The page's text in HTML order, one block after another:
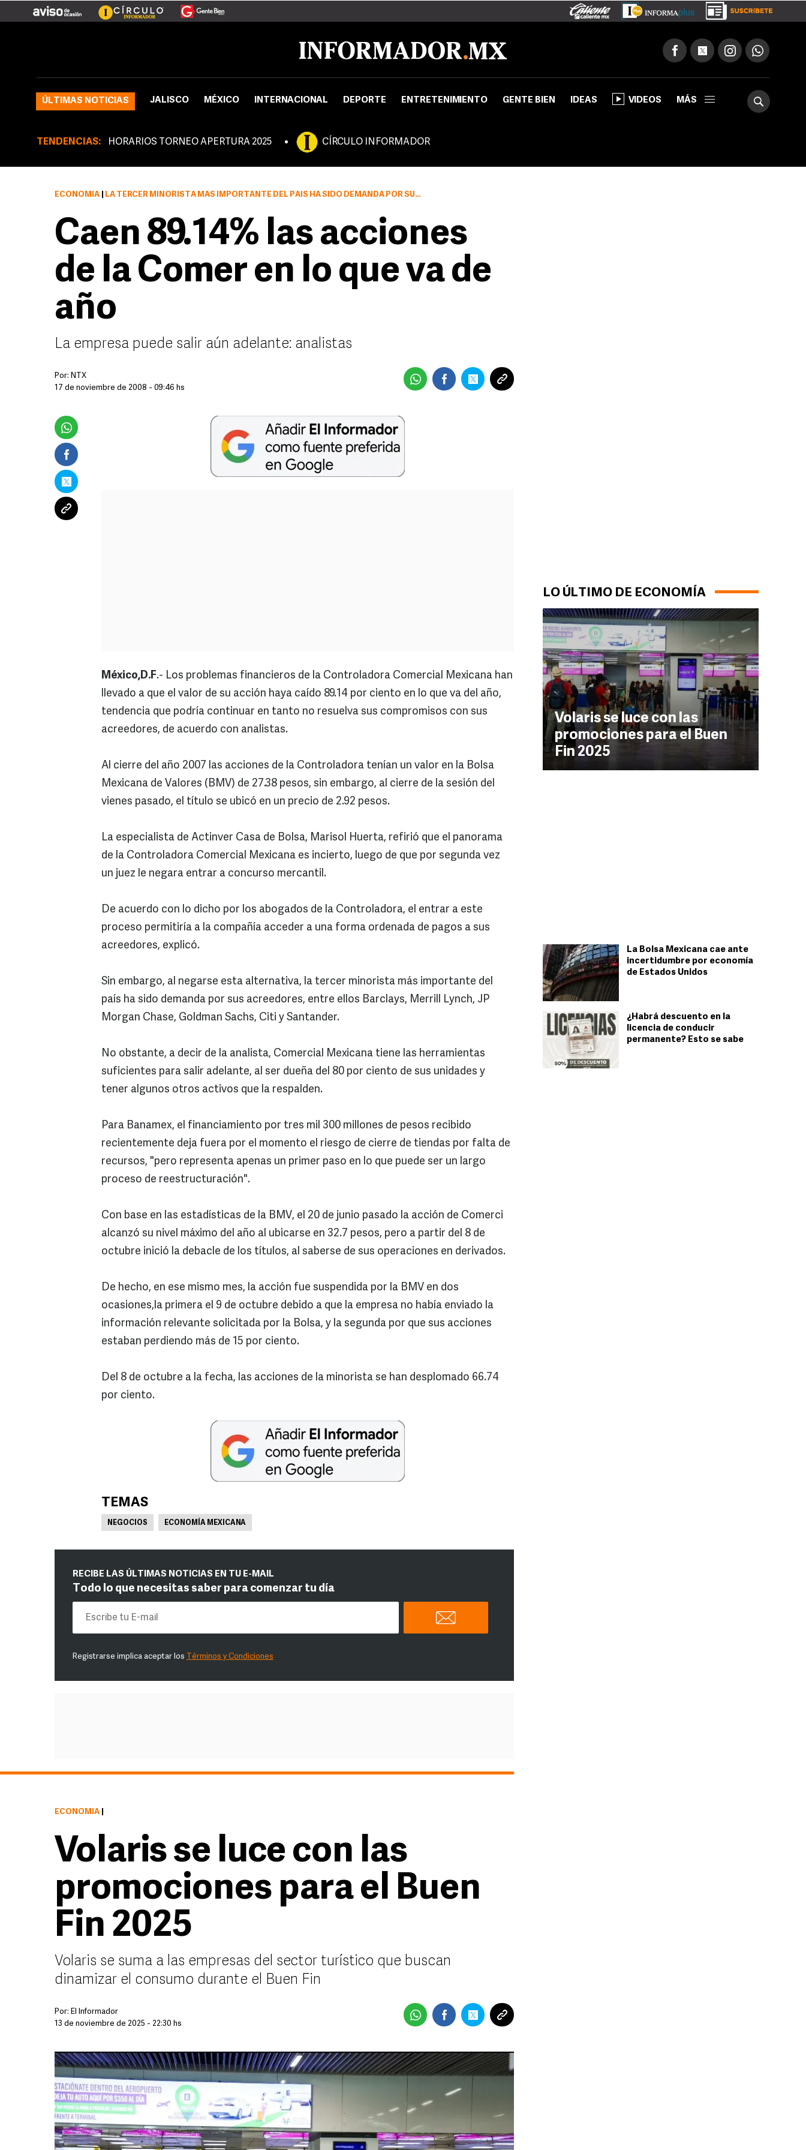
ÚLTIMAS NOTICIAS JALISCO MÉXICO INTERNACIONAL DEPORTE ENTRETENIMIENTO GENTE BIEN IDEAS VIDEOS MÁS
TENDENCIAS: HORARIOS TORNEO APERTURA 2025 CÍRCULO INFORMADOR
LO ÚLTIMO DE ECONOMÍA
Volaris se luce con las
promociones para el Buen
Fin 2025
La Bolsa Mexicana cae ante
incertidumbre por economía
de Estados Unidos
¿Habrá descuento en la
licencia de conducir
permanente? Esto se sabe
ECONOMÍA LA TERCER MINORISTA MÁS IMPORTANTE DEL PAÍS HA SIDO DEMANDA POR SUS ACREEDORES.
Caen 89.14% las acciones
de la Comer en lo que va de
año
La empresa puede salir aún adelante: analistas
Por: NTX
17 de noviembre de 2008 - 09:46 hs
México,D.F.- Los problemas financieros de la Controladora Comercial Mexicana han
llevado a que el valor de su acción haya caído 89.14 por ciento en lo que va del año,
tendencia que podría continuar en tanto no resuelva sus compromisos con sus
acreedores, de acuerdo con analistas.
Al cierre del año 2007 las acciones de la Controladora tenían un valor en la Bolsa
Mexicana de Valores (BMV) de 27.38 pesos, sin embargo, al cierre de la sesión del
vienes pasado, el título se ubicó en un precio de 2.92 pesos.
La especialista de Actinver Casa de Bolsa, Marisol Huerta, refirió que el panorama
de la Controladora Comercial Mexicana es incierto, luego de que por segunda vez
un juez le negara entrar a concurso mercantil.
De acuerdo con lo dicho por los abogados de la Controladora, el entrar a este
proceso permitiría a la compañía acceder a una forma ordenada de pagos a sus
acreedores, explicó.
Sin embargo, al negarse esta alternativa, la tercer minorista más importante del
país ha sido demanda por sus acreedores, entre ellos Barclays, Merrill Lynch, JP
Morgan Chase, Goldman Sachs, Citi y Santander.
No obstante, a decir de la analista, Comercial Mexicana tiene las herramientas
suficientes para salir adelante, al ser dueña del 80 por ciento de sus unidades y
tener algunos otros activos que la respalden.
Para Banamex, el financiamiento por tres mil 300 millones de pesos recibido
recientemente deja fuera por el momento el riesgo de cierre de tiendas por falta de
recursos, "pero representa apenas un primer paso en lo que puede ser un largo
proceso de reestructuración".
Con base en las estadísticas de la BMV, el 20 de junio pasado la acción de Comerci
alcanzó su nivel máximo del año al ubicarse en 32.7 pesos, pero a partir del 8 de
octubre inició la debacle de los títulos, al saberse de sus operaciones en derivados.
De hecho, en ese mismo mes, la acción fue suspendida por la BMV en dos
ocasiones,la primera el 9 de octubre debido a que la empresa no había enviado la
información relevante solicitada por la Bolsa, y la segunda por que sus acciones
estaban perdiendo más de 15 por ciento.
Del 8 de octubre a la fecha, las acciones de la minorista se han desplomado 66.74
por ciento.
TEMAS
NEGOCIOS ECONOMÍA MEXICANA
RECIBE LAS ÚLTIMAS NOTICIAS EN TU E-MAIL
Todo lo que necesitas saber para comenzar tu día
Registrarse implica aceptar los Términos y Condiciones
ECONOMÍA
Volaris se luce con las
promociones para el Buen
Fin 2025
Volaris se suma a las empresas del sector turístico que buscan
dinamizar el consumo durante el Buen Fin
Por: El Informador
13 de noviembre de 2025 - 22:30 hs